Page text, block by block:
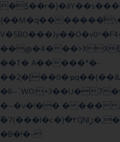
{��M�q��
��@�4�
��T� A�����*�-
��2͔�[��0�ܡq��(��&W:�4�N�=h�5��A'B2
�R~`WO:+3��U�
�~�v�!�� ����ݧ��a
ّ�7(���l�c�)�۲QNlڙ�,�&�uOɣ���yP( z�D|
�B�!�-